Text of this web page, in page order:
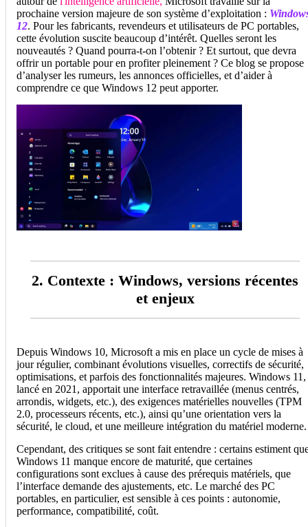
prochaine version majeure de son système d’exploitation :
12. Pour les fabricants, revendeurs et utilisateurs de PC portables,
cette évolution suscite beaucoup d’intérêt. Quelles seront les
nouveautés ? Quand pourra-t-on l’obtenir ? Et surtout, que devra
offrir un portable pour en profiter pleinement ? Ce blog se propose
d’analyser les rumeurs, les annonces officielles, et d’aider à
comprendre ce que Windows 12 peut apporter.
2. Contexte : Windows, versions récentes
et enjeux
Depuis Windows 10, Microsoft a mis en place un cycle de mises à
jour régulier, combinant évolutions visuelles, correctifs de sécurité,
optimisations, et parfois des fonctionnalités majeures. Windows 11,
lancé en 2021, apportait une interface retravaillée (menus centrés,
arrondis, widgets, etc.), des exigences matérielles nouvelles (TPM
2.0, processeurs récents, etc.), ainsi qu’une orientation vers la
sécurité, le cloud, et une meilleure intégration du matériel moderne.
Cependant, des critiques se sont fait entendre : certains estiment
Windows 11 manque encore de maturité, que certaines
configurations sont exclues à cause des prérequis matériels, que
l’interface demande des ajustements, etc. Le marché des PC
portables, en particulier, est sensible à ces points : autonomie,
performance, compatibilité, coût.